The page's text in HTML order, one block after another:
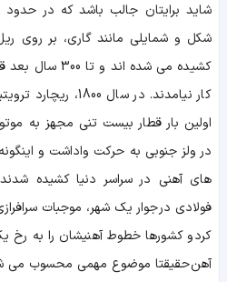
شاید برایتان جالب باشد که در حدود
شکل و شمایلی مانند گاری، بر
کشیده می شده
اولین بار قطار بیست تنی مجهز به
در ولز جنوبی به حرکت واداشت و
های آهنی در سراسر دنیا کشیده
فولادی در جوار یک شهر، موجبات
کرد و کشورها خطوط آهنیشان را به رخ
آهن حقیقتا موضوع مهمی محسوب می